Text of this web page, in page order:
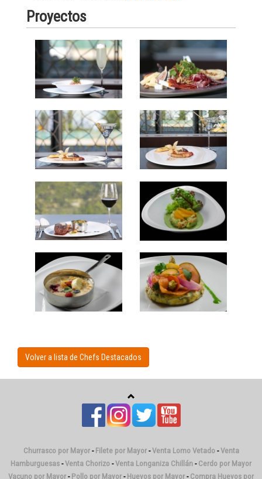
Proyectos
Volver a lista de Chefs Destacados
Churrasco por Mayor- Filete por Mayor-Venta Lomo Vetado-Venta
Hamburguesas -Venta Chorizo -Venta Longaniza Chillán - Cerdo por Mayor
Vacuno por Mayor - Pollo por Mayor - Huevos por Mayor - Compra Huevos por